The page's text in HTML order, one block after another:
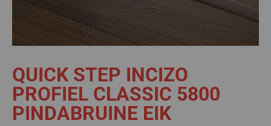
QUICK STEP INCIZO
PROFIEL CLASSIC 5800
PINDABRUINE EIK